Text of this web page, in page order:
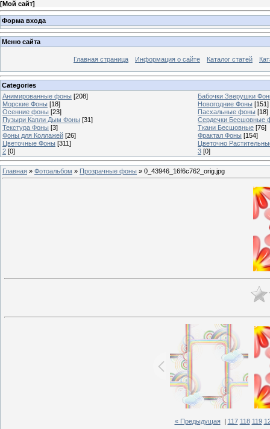
[Мой сайт]
Форма входа
Меню сайта
Главная страница Информация о сайте Каталог статей
Categories
Анимированные фоны [208]
Бабочки Зверушки
Морские Фоны [18] Новогодние Фоны [151]
Осенние фоны [23] Пасхальные фоны [18]
Пузыри Капли Дым Фоны [31]
Сердечки Бесшовные
Текстура Фоны [3] Ткани Бесшовные [76]
Фоны для Коллажей [26] Фрактал Фоны [154]
Цветочные Фоны [311]
Цветочно
2 [0] 3 [0]
Главная » Фотоальбом » Прозрачные фоны » 0_43946_16f6c762_orig.jpg
« Предыдущая| 117 118 119